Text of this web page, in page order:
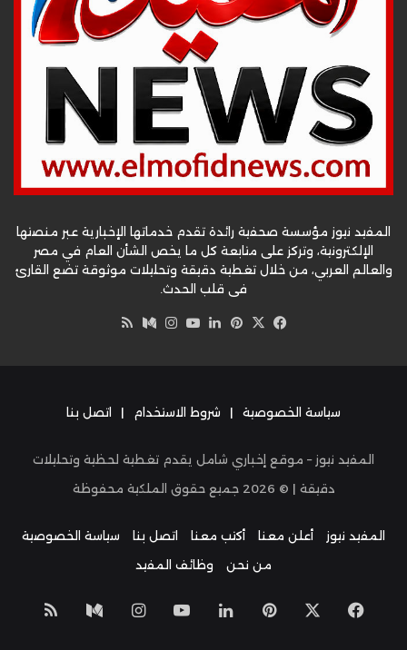
المفيد نيوز مؤسسة صحفية رائدة تقدم خدماتها الإخبارية عبر منصتها
الإلكترونية، وتركز على متابعة كل ما يخص الشأن العام في مصر
والعالم العربي، من خلال تغطية دقيقة وتحليلات موثوقة تضع القارئ
في قلب الحدث.
فيسبوك
‫X بينتيريست
لينكدإن‫YouTube
انستقرام
وسط
سياسة الخصوصية | شروط الاستخدام | اتصل بنا
المفيد نيوز – موقع إخباري شامل يقدم تغطية لحظية وتحليلات
دقيقة | © 2026 جميع حقوق الملكية محفوظة
المفيد نيوز أعلن معنا أكتب معنا اتصل بنا
سياسة الخصوصية
من نحن
وظائف المفيد
فيسبوك بينتيريست
لينكدإن‫YouTube
انستقراموسط